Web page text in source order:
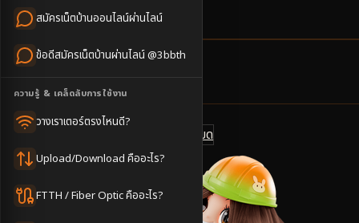
สมัครเน็ตบ้านออนไลน์ผ่านไลน์
ข้อดีสมัครเน็ตบ้านผ่านไลน์ @3bbth
ความรู้ & เคล็ดลับการใช้งาน
วางเราเตอร์ตรงไหนดี?
Upload/Download คืออะไร?
FTTH / Fiber Optic คืออะไร?
2-4วันทำการ
นัดช่างติดตั้ง
ราคาเริ่มต้น
ดูแพ็กเกจทั้งหมด